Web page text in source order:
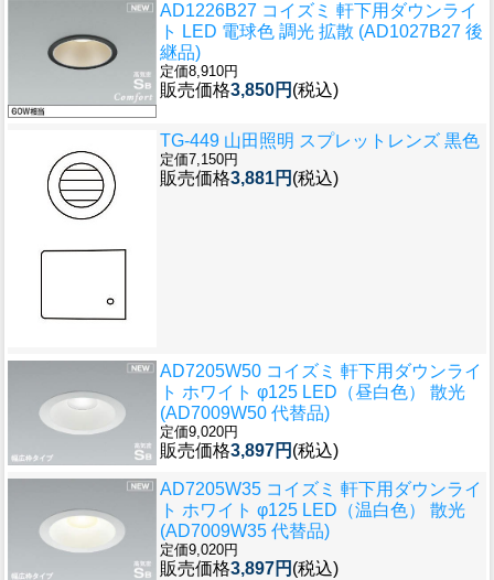
AD1226B27 コイズミ 軒下用ダウンライ
ト LED 電球色 調光 拡散 (AD1027B27 後
継品)
定価8,910円
販売価格3,850円 (税込)
TG-449 山田照明 スプレットレンズ 黒色
定価7,150円
販売価格3,881円 (税込)
AD7205W50 コイズミ 軒下用ダウンライ
ト ホワイト φ125 LED（昼白色） 散光
(AD7009W50 代替品)
定価9,020円
販売価格3,897円 (税込)
AD7205W35 コイズミ 軒下用ダウンライ
ト ホワイト φ125 LED（温白色） 散光
(AD7009W35 代替品)
定価9,020円
販売価格3,897円 (税込)